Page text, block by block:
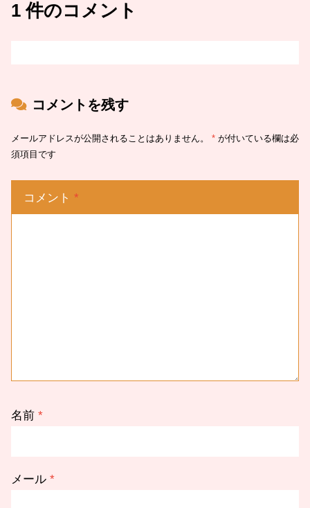
1 件のコメント
コメントを残す
メールアドレスが公開されることはありません。 * が付いている欄は必
須項目です
コメント *
名前 *
メール *